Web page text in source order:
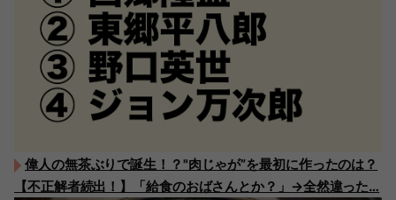
偉人の無茶ぶりで誕生！？"肉じゃが”を最初に作ったのは？
【不正解者続出！】「給食のおばさんとか？」→全然違った…